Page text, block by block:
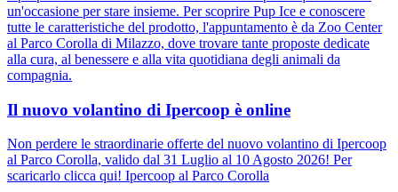
un'occasione per stare insieme. Per scoprire Pup Ice e conoscere
tutte le caratteristiche del prodotto, l'appuntamento è da Zoo Center
al Parco Corolla di Milazzo, dove trovare tante proposte dedicate
alla cura, al benessere e alla vita quotidiana degli animali da
compagnia.
Il nuovo volantino di Ipercoop è online
Non perdere le straordinarie offerte del nuovo volantino di Ipercoop
al Parco Corolla, valido dal 31 Luglio al 10 Agosto 2026! Per
scaricarlo clicca qui! Ipercoop al Parco Corolla